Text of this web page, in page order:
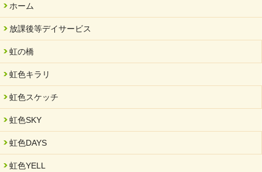
2025/06/10
未来会議 in 可児市 「斉藤まさゆき」
2025/05/07
2025年6月中旬 OPEN 放課後等デイサービス「Fc Bombo
2025/03/01
餅つき大会を開催しました
2025/01/31
「可児の企業魅力発見フェア」に出展しました
ホーム
放課後等デイサービス
虹の橋
虹色キラリ
虹色スケッチ
虹色SKY
虹色DAYS
虹色YELL